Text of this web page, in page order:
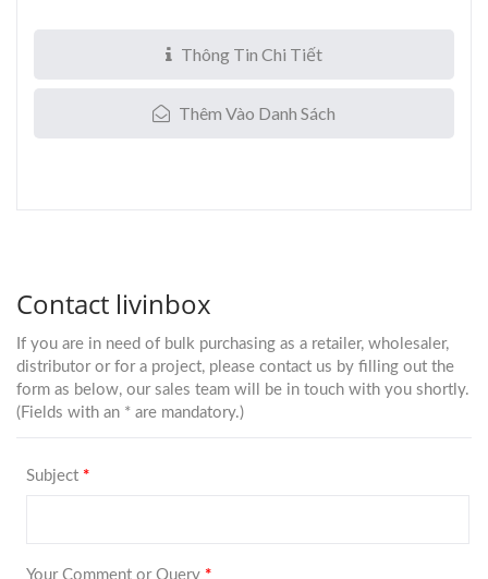
Thông Tin Chi Tiết
Thêm Vào Danh Sách